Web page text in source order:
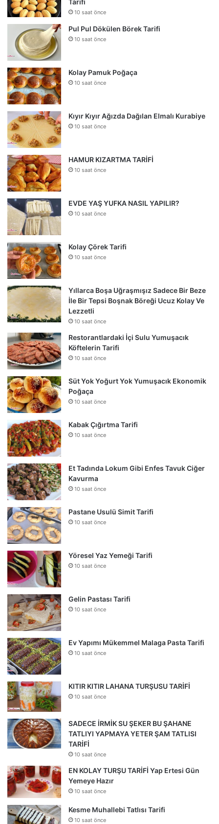
10 saat önce
Pul Pul Dökülen Börek Tarifi
10 saat önce
Kolay Pamuk Poğaça
10 saat önce
Kıyır Kıyır Ağızda Dağılan Elmalı Kurabiye
10 saat önce
HAMUR KIZARTMA TARİFİ
10 saat önce
EVDE YAŞ YUFKA NASIL YAPILIR?
10 saat önce
Kolay Çörek Tarifi
10 saat önce
Yıllarca Boşa Uğraşmışız Sadece Bir Beze
İle Bir Tepsi Boşnak Böreği Ucuz Kolay Ve
Lezzetli
10 saat önce
Restorantlardaki İçi Sulu Yumuşacık
Köftelerin Tarifi
10 saat önce
Süt Yok Yoğurt Yok Yumuşacık Ekonomik
Poğaça
10 saat önce
Kabak Çığırtma Tarifi
10 saat önce
Et Tadında Lokum Gibi Enfes Tavuk Ciğer
Kavurma
10 saat önce
Pastane Usulü Simit Tarifi
10 saat önce
Yöresel Yaz Yemeği Tarifi
10 saat önce
Gelin Pastası Tarifi
10 saat önce
Ev Yapımı Mükemmel Malaga Pasta Tarifi
10 saat önce
KITIR KITIR LAHANA TURŞUSU TARİFİ
10 saat önce
SADECE İRMİK SU ŞEKER BU ŞAHANE
TATLIYI YAPMAYA YETER ŞAM TATLISI
TARİFİ
10 saat önce
EN KOLAY TURŞU TARİFİ Yap Ertesi Gün
Yemeye Hazır
10 saat önce
Kesme Muhallebi Tatlısı Tarifi
10 saat önce